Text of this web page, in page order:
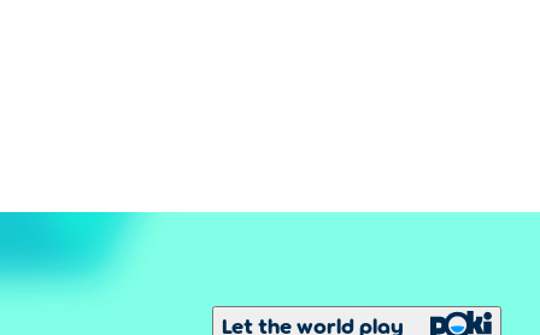
Let the world play